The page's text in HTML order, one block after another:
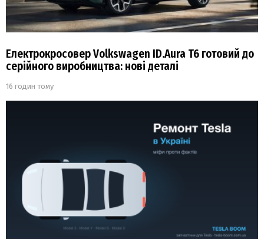
Електрокросовер Volkswagen ID.Aura T6 готовий до
серійного виробництва: нові деталі
16 годин тому